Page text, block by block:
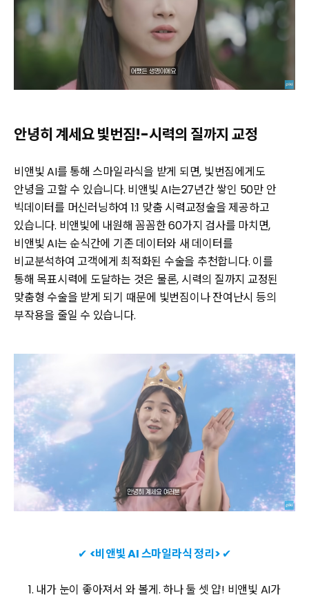
안녕히 계세요 빛번짐!-시력의 질까지 교정
비앤빛 AI를 통해 스마일라식을 받게 되면, 빛번짐에게도
안녕을 고할 수 있습니다. 비앤빛 AI는27년간 쌓인 50만 안
빅데이터를 머신러닝하여 1:1 맞춤 시력교정술을 제공하고
있습니다. 비앤빛에 내원해 꼼꼼한 60가지 검사를 마치면,
비앤빛 AI는 순식간에 기존 데이터와 새 데이터를
비교분석하여 고객에게 최적화된 수술을 추천합니다. 이를
통해 목표시력에 도달하는 것은 물론, 시력의 질까지 교정된
맞춤형 수술을 받게 되기 때문에 빛번짐이나 잔여난시 등의
부작용을 줄일 수 있습니다.
✔ <비앤빛 AI 스마일라식 정리> ✔
1. 내가 눈이 좋아져서 와 볼게. 하나 둘 셋 얍! 비앤빛 AI가